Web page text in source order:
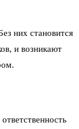
них становится
и возникают